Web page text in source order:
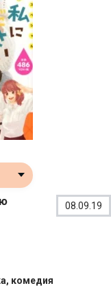
08.09.19
комедия